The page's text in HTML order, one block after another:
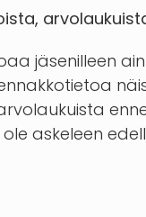
jäsenilleen
askeleen